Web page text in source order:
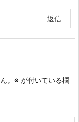
返信
。 ※ が付いている欄